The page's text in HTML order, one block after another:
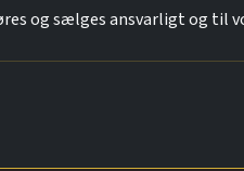
og sælges ansvarligt og til